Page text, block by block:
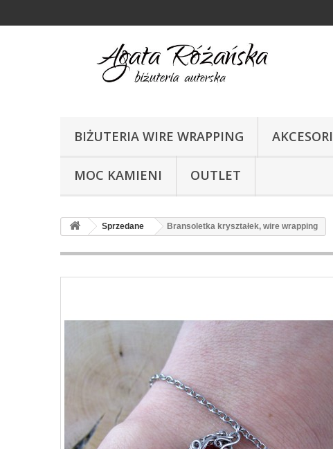
BIŻUTERIA WIRE WRAPPING
MOC KAMIENI OUTLET
Sprzedane Bransoletka kryształek, wire wrapping